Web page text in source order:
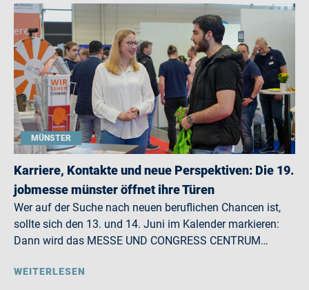
MÜNSTER
Karriere, Kontakte und neue Perspektiven: Die 19.
jobmesse münster öffnet ihre Türen
Wer auf der Suche nach neuen beruflichen Chancen ist,
sollte sich den 13. und 14. Juni im Kalender markieren:
Dann wird das MESSE UND CONGRESS CENTRUM…
WEITERLESEN